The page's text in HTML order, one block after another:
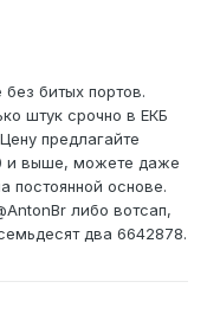
битых портов.
штук срочно в ЕКБ
предлагайте
и выше, можете даже
постоянной основе.
либо вотсап,
два 6642878.